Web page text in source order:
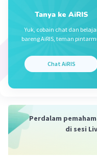
Tanya ke AiRIS
Yuk, cobain chat dan
bareng AiRIS, teman
Chat AiRIS
Perdalam
di sesi